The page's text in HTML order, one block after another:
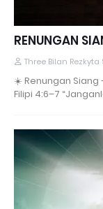
RENUNGAN
Three Bilan
☀️ Renungan Siang
Filipi 4:6–7